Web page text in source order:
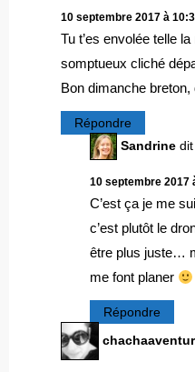
10 septembre 2017 à
Tu t’es envolée telle
somptueux cliché
Bon dimanche breton,
Répondre
Sandrine dit
10 septembre 2017
C’est ça je me
c’est plutôt le
être plus juste…
me font planer
Répondre